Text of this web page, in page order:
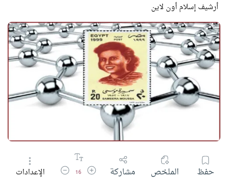
أرشيف إسلام أون لاين
حفظ الملخص مشاركة زيادة حجم الخط
16 تقليل حجم الخط
الإعدادات